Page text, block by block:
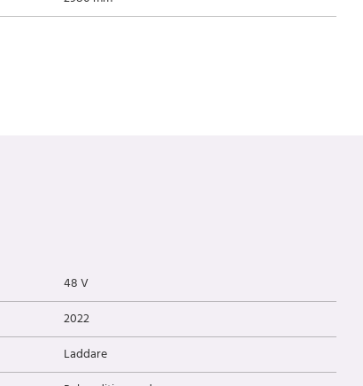
48 V
2022
Laddare